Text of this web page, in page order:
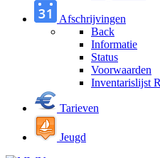
Afschrijvingen
Back
Informatie
Status
Voorwaarden
Inventarislijst
Tarieven
Jeugd